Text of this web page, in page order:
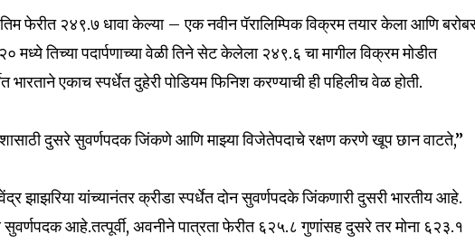
your email address on our website or click
Don't worry, we respect your privacy and
I've read and
32,111
फेरीत २४९.७ धावा केल्या – एक नवीन पॅरालिम्पिक विक्रम तयार केला आणि
मध्ये तिच्या पदार्पणाच्या वेळी तिने सेट केलेला २४९.६ चा मागील विक्रम मोडीत
भारताने एकाच स्पर्धेत दुहेरी पोडियम फिनिश करण्याची ही पहिलीच वेळ होती.
दुसरे सुवर्णपदक जिंकणे आणि माझ्या विजेतेपदाचे रक्षण करणे खूप छान वाटते,”
झाझरिया यांच्यानंतर क्रीडा स्पर्धेत दोन सुवर्णपदके जिंकणारी दुसरी भारतीय आहे.
आहे.तत्पूर्वी, अवनीने पात्रता फेरीत ६२५.८ गुणांसह दुसरे तर मोना ६२३.१